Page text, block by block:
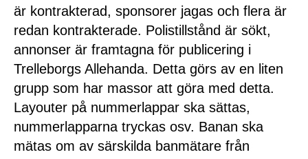
är kontrakterad, sponsorer jagas och flera är
redan kontrakterade. Polistillstånd är sökt,
annonser är framtagna för publicering i
Trelleborgs Allehanda. Detta görs av en liten
grupp som har massor att göra med detta.
Layouter på nummerlappar ska sättas,
nummerlapparna tryckas osv. Banan ska
mätas om av särskilda banmätare från